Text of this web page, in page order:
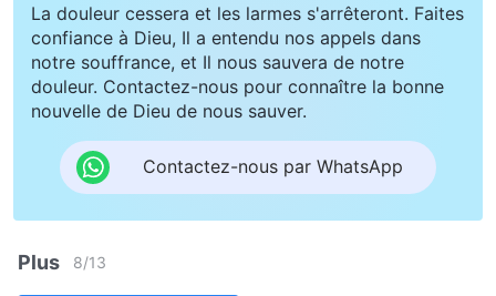
La douleur cessera et les larmes s'arrêteront. Faites
confiance à Dieu, Il a entendu nos appels dans
notre souffrance, et Il nous sauvera de notre
douleur. Contactez-nous pour connaître la bonne
nouvelle de Dieu de nous sauver.
Contactez-nous par WhatsApp
Plus 8/13